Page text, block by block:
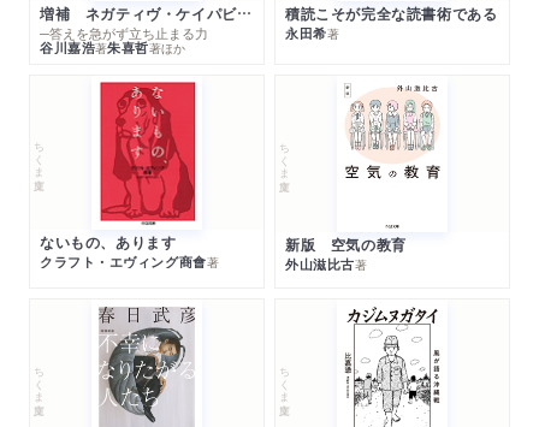
増補 ネガティヴ・ケイパビリティで生きる
─答えを急がず立ち止まる力
谷川嘉浩著朱喜哲著ほか
積読こそが完全な読書術である
永田希著
ちくま文庫
ないもの、あります
クラフト・エヴィング商會著
ちくま文庫
新版 空気の教育
外山滋比古著
ちくま文庫 ちくま文庫